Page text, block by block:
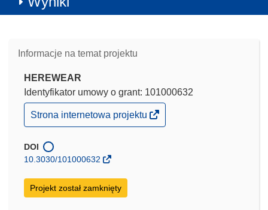
Informacje na temat projektu
HEREWEAR
Identyfikator umowy o grant: 101000632
(odnośnik
otworzy
w
nowym
Strona internetowa projektu
DOI
10.3030/101000632
Projekt został zamknięty